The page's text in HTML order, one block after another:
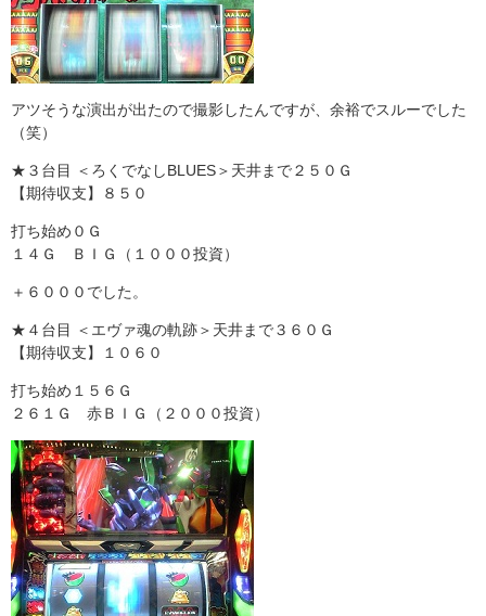
アツそうな演出が出たので撮影したんですが、余裕でスルーでした
（笑）
★３台目 ＜ろくでなしBLUES＞天井まで２５０Ｇ
【期待収支】８５０
打ち始め０Ｇ
１４Ｇ ＢＩＧ（１０００投資）
＋６０００でした。
★４台目 ＜エヴァ魂の軌跡＞天井まで３６０Ｇ
【期待収支】１０６０
打ち始め１５６Ｇ
２６１Ｇ 赤ＢＩＧ（２０００投資）